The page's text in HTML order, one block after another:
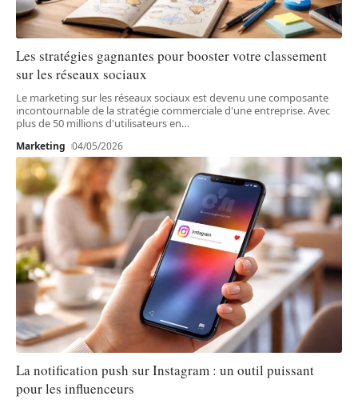
Les stratégies gagnantes pour booster votre classement
sur les réseaux sociaux
Le marketing sur les réseaux sociaux est devenu une composante
incontournable de la stratégie commerciale d'une entreprise. Avec
plus de 50 millions d'utilisateurs en…
Marketing 04/05/2026
La notification push sur Instagram : un outil puissant
pour les influenceurs